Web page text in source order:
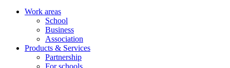
Work areas
School
Business
Association
Products & Services
Partnership
For schools